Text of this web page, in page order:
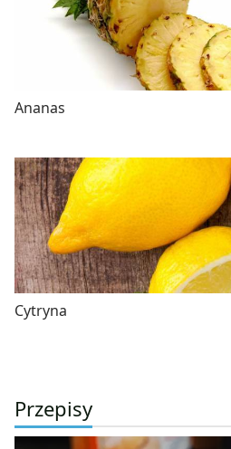
Ananas
Cytryna
Przepisy